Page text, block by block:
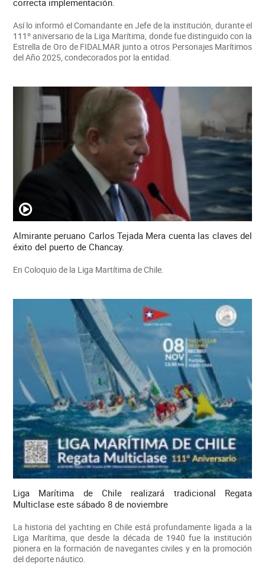
correcta implementación.
Así lo informó el Comandante en Jefe de la institución, durante el
111º aniversario de la Liga Marítima, donde fue distinguido con la
Estrella de Oro de FIDALMAR junto a otros Personajes Marítimos
del Año 2025, condecorados por la entidad.
Almirante peruano Carlos Tejada Mera cuenta las claves del
éxito del puerto de Chancay.
En Coloquio de la Liga Martítima de Chile.
Liga Marítima de Chile realizará tradicional Regata
Multiclase este sábado 8 de noviembre
La historia del yachting en Chile está profundamente ligada a la
Liga Marítima, que desde la década de 1940 fue la institución
pionera en la formación de navegantes civiles y en la promoción
del deporte náutico.